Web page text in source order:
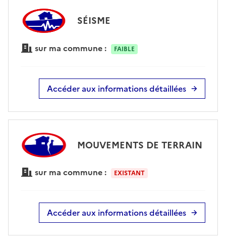
SÉISME
sur ma commune : FAIBLE
Accéder aux informations détaillées
MOUVEMENTS DE TERRAIN
sur ma commune : EXISTANT
Accéder aux informations détaillées